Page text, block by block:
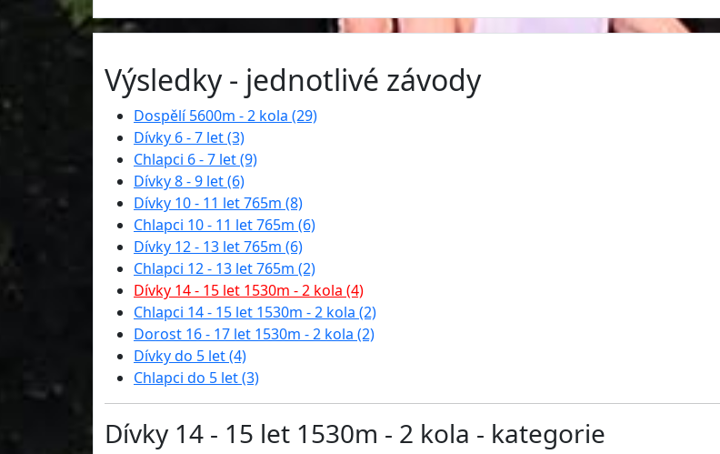
Výsledky - jednotlivé závody
Dospělí 5600m - 2 kola (29)
Dívky 6 - 7 let (3)
Chlapci 6 - 7 let (9)
Dívky 8 - 9 let (6)
Dívky 10 - 11 let 765m (8)
Chlapci 10 - 11 let 765m (6)
Dívky 12 - 13 let 765m (6)
Chlapci 12 - 13 let 765m (2)
Dívky 14 - 15 let 1530m - 2 kola (4)
Chlapci 14 - 15 let 1530m - 2 kola (2)
Dorost 16 - 17 let 1530m - 2 kola (2)
Dívky do 5 let (4)
Chlapci do 5 let (3)
Dívky 14 - 15 let 1530m - 2 kola - kategorie